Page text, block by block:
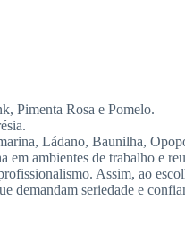
Pimenta Rosa e Pomelo.
Ládano, Baunilha,
em ambientes de trabalho e
Assim, ao
demandam seriedade e